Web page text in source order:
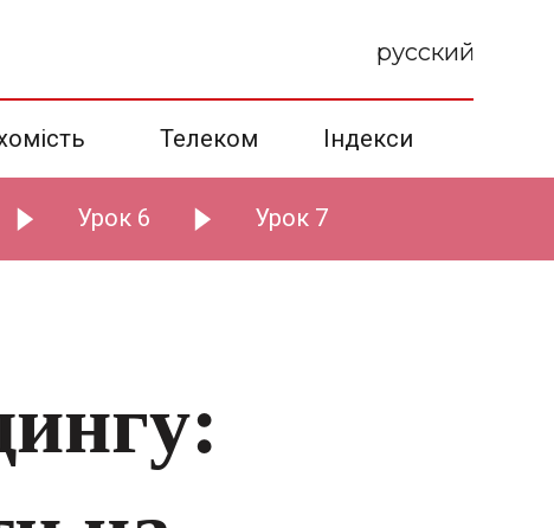
русский
Телеком Індекси
Урок 6 Урок 7